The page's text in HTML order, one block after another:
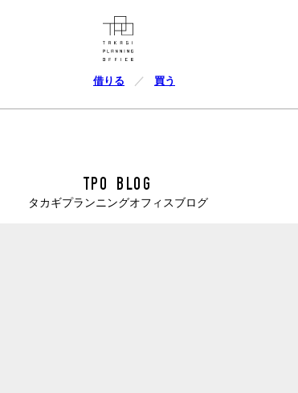
借りる 買う
TPO BLOG
タカギプランニングオフィスブログ